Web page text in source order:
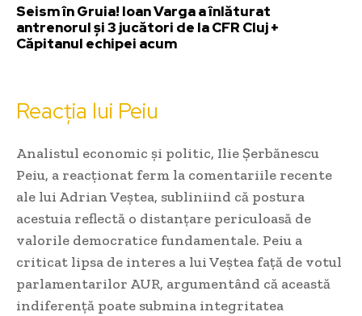
Seism în Gruia! Ioan Varga a înlăturat
antrenorul și 3 jucători de la CFR Cluj +
Căpitanul echipei acum
Reacția lui Peiu
Analistul economic și politic, Ilie Șerbănescu
Peiu, a reacționat ferm la comentariile recente
ale lui Adrian Veștea, subliniind că postura
acestuia reflectă o distanțare periculoasă de
valorile democratice fundamentale. Peiu a
criticat lipsa de interes a lui Veștea față de votul
parlamentarilor AUR, argumentând că această
indiferență poate submina integritatea